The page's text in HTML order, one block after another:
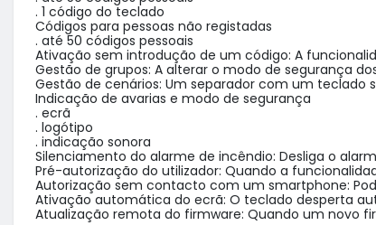
. 1 código do teclado
Códigos para pessoas não registadas
. até 50 códigos pessoais
Ativação sem introdução de um código: A
Gestão de grupos: A alterar o modo de segurança
Gestão de cenários: Um separador com um
Indicação de avarias e modo de segurança
. ecrã
. logótipo
. indicação sonora
Silenciamento do alarme de incêndio: Desliga o
Pré-autorização do utilizador: Quando a
Autorização sem contacto com um smartphone:
Ativação automática do ecrã: O teclado desperta
Atualização remota do firmware: Quando um novo